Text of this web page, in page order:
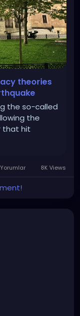
theories
the so-called
the
that hit
8K Views